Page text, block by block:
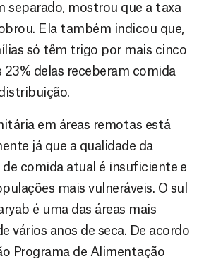
separado, mostrou que a taxa
Ela também indicou que,
só têm trigo por mais cinco
23% delas receberam comida
em áreas remotas está
já que a qualidade da
comida atual é insuficiente e
mais vulneráveis. O sul
é uma das áreas mais
vários anos de seca. De acordo
Programa de Alimentação